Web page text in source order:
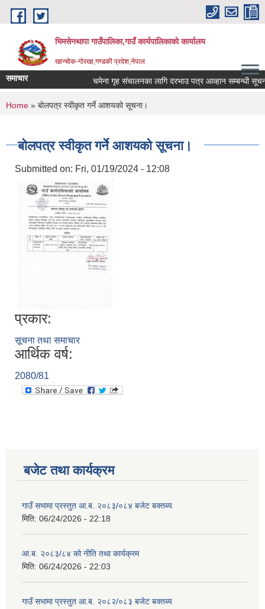
Skip to main content
भिमसेनथापा गाउँपालिका,गाउँ कार्यपालिकाकाे कार्यालय
खान्चोक-गाेरखा,गण्डकी प्रदेश,नेपाल
समाचार चमेना गृह संचालनका लागि दरभाउ पत्र आव्हान सम्बन्धी सूचना।
You are here
Home » बोलपत्र स्वीकृत गर्ने आशयको सूचना।
बोलपत्र स्वीकृत गर्ने आशयको सूचना।
Submitted on: Fri, 01/19/2024 - 12:08
प्रकार:
सूचना तथा समाचार
आर्थिक वर्ष:
2080/81
बजेट तथा कार्यक्रम
गाउँ सभामा प्रस्तुत आ.ब. २०८३/०८४ बजेट बक्तब्य
मिति: 06/24/2026 - 22:18
आ.ब. २०८३/८४ को नीति तथा कार्यक्रम
मिति: 06/24/2026 - 22:03
गाउँ सभामा प्रस्तुत आ.ब. २०८२/०८३ बजेट बक्तब्य